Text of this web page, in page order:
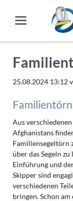
25.08.2024 13:12
Aus
Afghanistans
Familiensegeltörn
über das Segeln
Einführung und
Skipper sind
verschiedenen
bringen. Schon